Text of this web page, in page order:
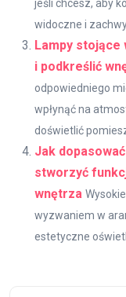
jeśli chcesz, aby
widoczne i
Lampy stojące
i podkreślić
odpowiedniego
wpłynąć na
doświetlić
Jak
stworzyć
wnętrza
wyzwaniem w
estetyczne